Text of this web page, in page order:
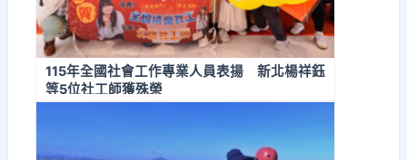
115年全國社會工作專業人員表揚 新北楊祥鈺
等5位社工師獲殊榮